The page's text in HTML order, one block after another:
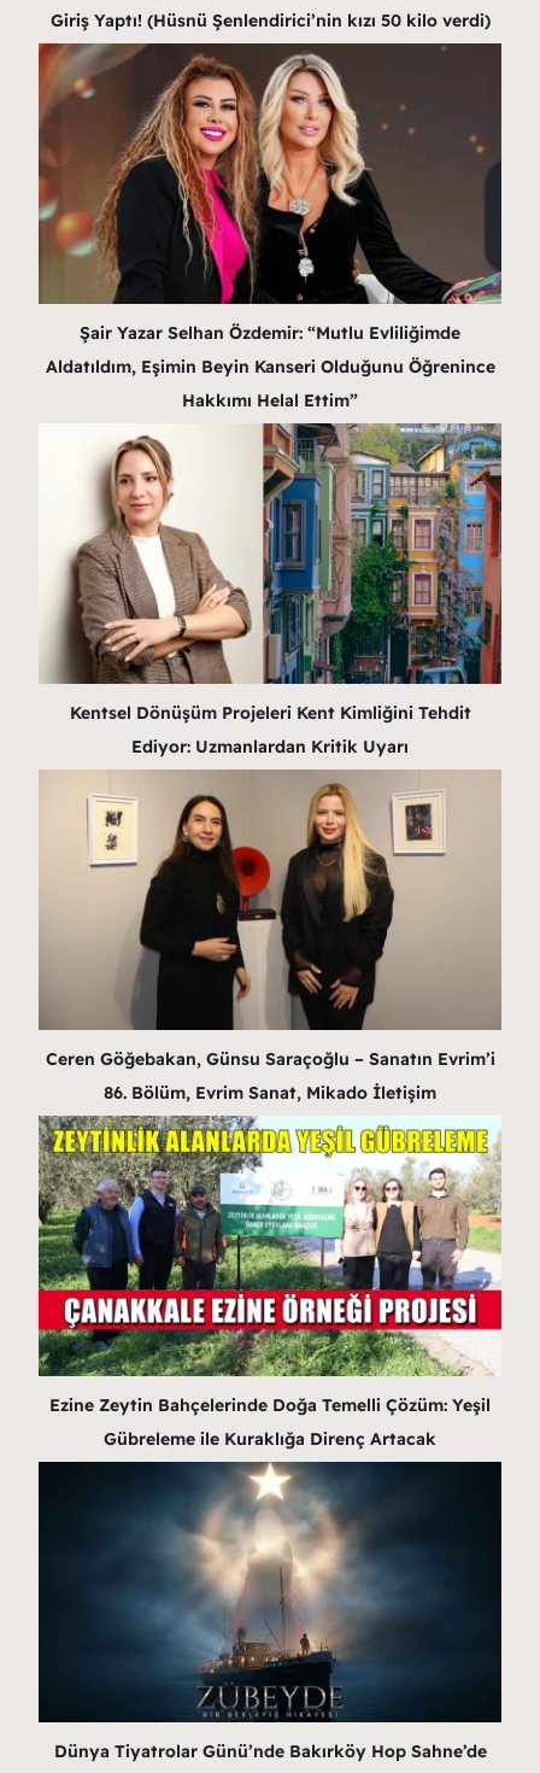
Giriş Yaptı! (Hüsnü Şenlendirici’nin kızı 50 kilo verdi)
Şair Yazar Selhan Özdemir: “Mutlu Evliliğimde
Aldatıldım, Eşimin Beyin Kanseri Olduğunu Öğrenince
Hakkımı Helal Ettim”
Kentsel Dönüşüm Projeleri Kent Kimliğini Tehdit
Ediyor: Uzmanlardan Kritik Uyarı
Ceren Göğebakan, Günsu Saraçoğlu – Sanatın Evrim’i
86. Bölüm, Evrim Sanat, Mikado İletişim
Ezine Zeytin Bahçelerinde Doğa Temelli Çözüm: Yeşil
Gübreleme ile Kuraklığa Direnç Artacak
Dünya Tiyatrolar Günü’nde Bakırköy Hop Sahne’de